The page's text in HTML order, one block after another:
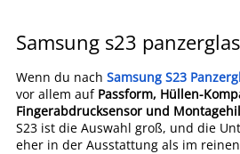
Samsung s23
Wenn du nach Samsung S23
vor allem auf Passform, Hüllen-
Fingerabdrucksensor und
S23 ist die Auswahl groß, und die
eher in der Ausstattung als im